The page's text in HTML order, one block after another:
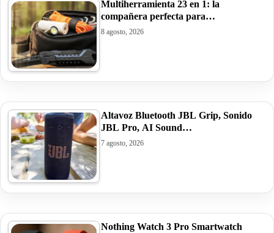
Multiherramienta 23 en 1: la
compañera perfecta para…
8 agosto, 2026
Altavoz Bluetooth JBL Grip, Sonido
JBL Pro, AI Sound…
7 agosto, 2026
Nothing Watch 3 Pro Smartwatch